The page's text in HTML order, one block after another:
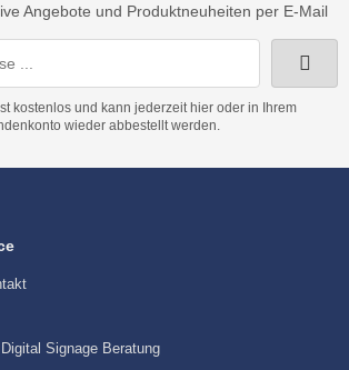
Angebote und Produktneuheiten per E-Mail
kostenlos und kann jederzeit hier oder in Ihrem
wieder abbestellt werden.
Signage Beratung